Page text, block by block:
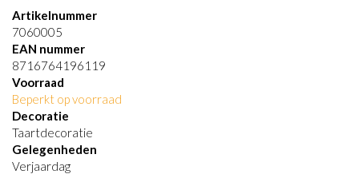
Artikelnummer
7060005
EAN nummer
8716764196119
Voorraad
Beperkt op voorraad
Decoratie
Taartdecoratie
Gelegenheden
Verjaardag